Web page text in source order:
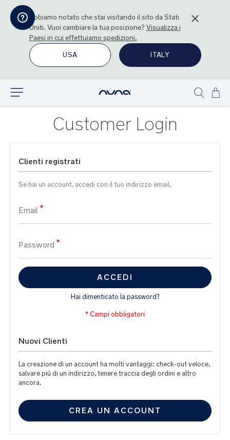
Abbiamo notato che stai visitando il sito daStati
Uniti. Vuoi cambiare la tua posizione? Visualizza i
Paesi in cui effettuiamo spedizioni.
USA
ITALY
Customer Login
Clienti registrati
Se hai un account, accedi con il tuo indirizzo email.
Email
Password
ACCEDI
Hai dimenticato la password?
Nuovi Clienti
La creazione di un account ha molti vantaggi: check-out veloce,
salvare più di un indirizzo, tenere traccia degli ordini e altro
ancora.
CREA UN ACCOUNT